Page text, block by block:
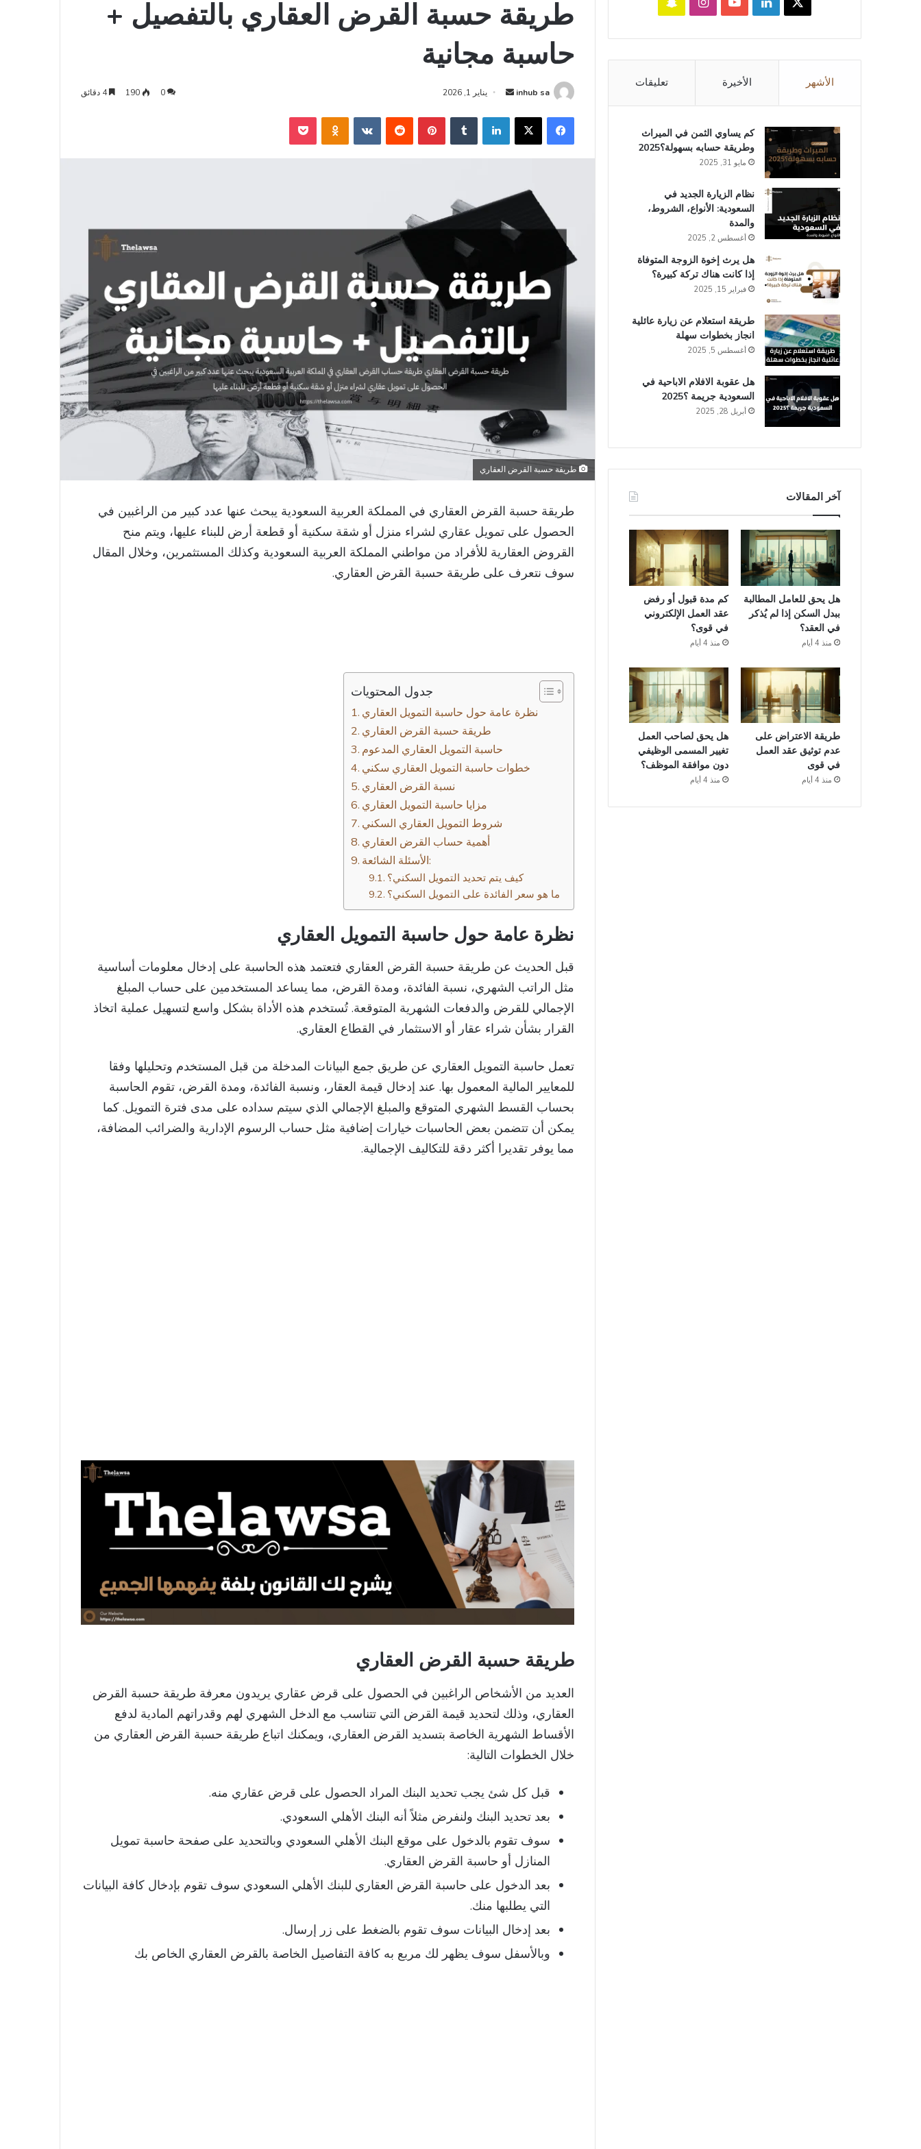
طريقة حسبة القرض العقاري​ بالتفصيل +
حاسبة مجانية
inhub sa
أرسل
إلكترونيا
يناير 1, 2026 0
190 4 دقائق
فيسبوك‫X لينكدإن بينتيريست Odnoklassniki
‫Pocket
طريقة حسبة القرض العقاري
طريقة حسبة القرض العقاري في المملكة العربية السعودية يبحث عنها عدد كبير من الراغبين في
الحصول على تمويل عقاري لشراء منزل أو شقة سكنية أو قطعة أرض للبناء عليها، ويتم منح
القروض العقارية للأفراد من مواطني المملكة العربية السعودية وكذلك المستثمرين، وخلال المقال
سوف نتعرف على طريقة حسبة القرض العقاري.
جدول المحتويات
نظرة عامة حول حاسبة التمويل العقاري
حاسبة التمويل العقاري المدعوم
خطوات حاسبة التمويل العقاري سكني
نسبة القرض العقاري
مزايا حاسبة التمويل العقاري
شروط التمويل العقاري السكني
أهمية حساب القرض العقاري
الأسئلة الشائعة:
كيف يتم تحديد التمويل السكني؟
ما هو سعر الفائدة على التمويل السكني؟
نظرة عامة حول حاسبة التمويل العقاري
قبل الحديث عن طريقة حسبة القرض العقاري فتعتمد هذه الحاسبة على إدخال معلومات أساسية
مثل الراتب الشهري، نسبة الفائدة، ومدة القرض، مما يساعد المستخدمين على حساب المبلغ
الإجمالي للقرض والدفعات الشهرية المتوقعة. تُستخدم هذه الأداة بشكل واسع لتسهيل عملية اتخاذ
القرار بشأن شراء عقار أو الاستثمار في القطاع العقاري.
تعمل حاسبة التمويل العقاري عن طريق جمع البيانات المدخلة من قبل المستخدم وتحليلها وفقا
للمعايير المالية المعمول بها. عند إدخال قيمة العقار، ونسبة الفائدة، ومدة القرض، تقوم الحاسبة
بحساب القسط الشهري المتوقع والمبلغ الإجمالي الذي سيتم سداده على مدى فترة التمويل. كما
يمكن أن تتضمن بعض الحاسبات خيارات إضافية مثل حساب الرسوم الإدارية والضرائب المضافة،
مما يوفر تقديرا أكثر دقة للتكاليف الإجمالية.
طريقة حسبة القرض العقاري​
العديد من الأشخاص الراغبين في الحصول على قرض عقاري يريدون معرفة طريقة حسبة القرض
العقاري، وذلك لتحديد قيمة القرض التي تتناسب مع الدخل الشهري لهم وقدراتهم المادية لدفع
الأقساط الشهرية الخاصة بتسديد القرض العقاري، ويمكنك اتباع طريقة حسبة القرض العقاري من
خلال الخطوات التالية:
قبل كل شئ يجب تحديد البنك المراد الحصول على قرض عقاري منه.
بعد تحديد البنك ولنفرض مثلاً أنه البنك الأهلي السعودي.
سوف تقوم بالدخول على موقع البنك الأهلي السعودي وبالتحديد على صفحة حاسبة تمويل
المنازل أو حاسبة القرض العقاري.
بعد الدخول على حاسبة القرض العقاري للبنك الأهلي السعودي سوف تقوم بإدخال كافة البيانات
التي يطلبها منك.
بعد إدخال البيانات سوف تقوم بالضغط على زر إرسال.
وبالأسفل سوف يظهر لك مربع به كافة التفاصيل الخاصة بالقرض العقاري الخاص بك
الأشهر الأخيرة تعليقات
كم يساوي الثمن في الميراث​
وطريقة حسابه بسهولة؟2025
مايو 31, 2025
نظام الزيارة الجديد في
السعودية: الأنواع، الشروط،
والمدة
أغسطس 2, 2025
هل يرث إخوة الزوجة المتوفاة
إذا كانت هناك تركة كبيرة؟
فبراير 15, 2025
طريقة استعلام عن زيارة عائلية
انجاز​ بخطوات سهلة
أغسطس 5, 2025
هل عقوبة الافلام الاباحية في
السعودية​ جريمة ؟2025
أبريل 28, 2025
آخر المقالات
هل يحق للعامل المطالبة
ببدل السكن إذا لم يُذكر
في العقد؟
منذ 4 أيام
كم مدة قبول أو رفض
عقد العمل الإلكتروني
في قوى؟
منذ 4 أيام
طريقة الاعتراض على
عدم توثيق عقد العمل
في قوى
منذ 4 أيام
هل يحق لصاحب العمل
تغيير المسمى الوظيفي
دون موافقة الموظف؟
منذ 4 أيام